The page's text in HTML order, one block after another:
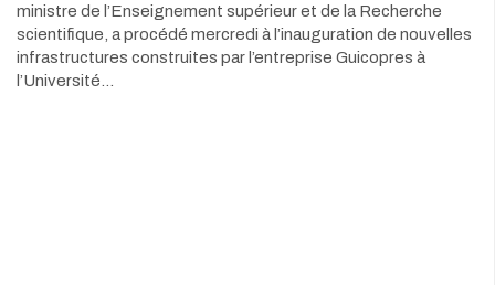
ministre de l’Enseignement supérieur et de la Recherche
scientifique, a procédé mercredi à l’inauguration de nouvelles
infrastructures construites par l’entreprise Guicopres à
l’Université…